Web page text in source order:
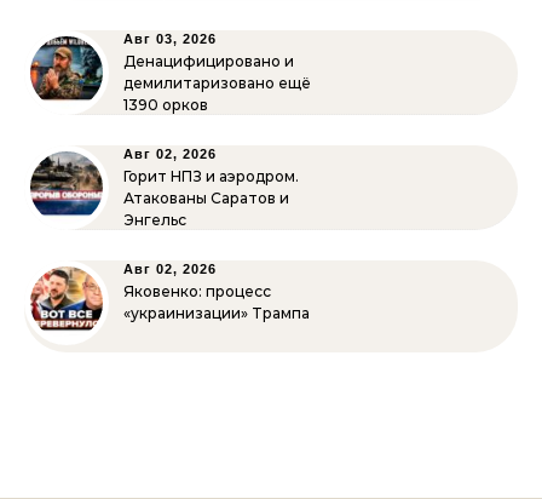
Авг 03, 2026
Денацифицировано и
демилитаризовано ещё
1390 орков
Авг 02, 2026
Горит НПЗ и аэродром.
Атакованы Саратов и
Энгельс
Авг 02, 2026
Яковенко: процесс
«украинизации» Трампа